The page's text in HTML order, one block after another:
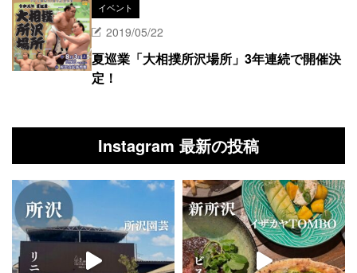
イベント
2019/05/22
夏巡業「大相撲所沢場所」3年連続で開催決
定！
Instagram 最新の投稿